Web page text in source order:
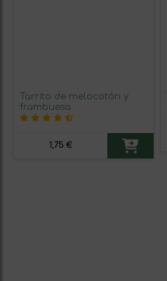
Tarrito de melocotón y
frambuesa
1,75 €